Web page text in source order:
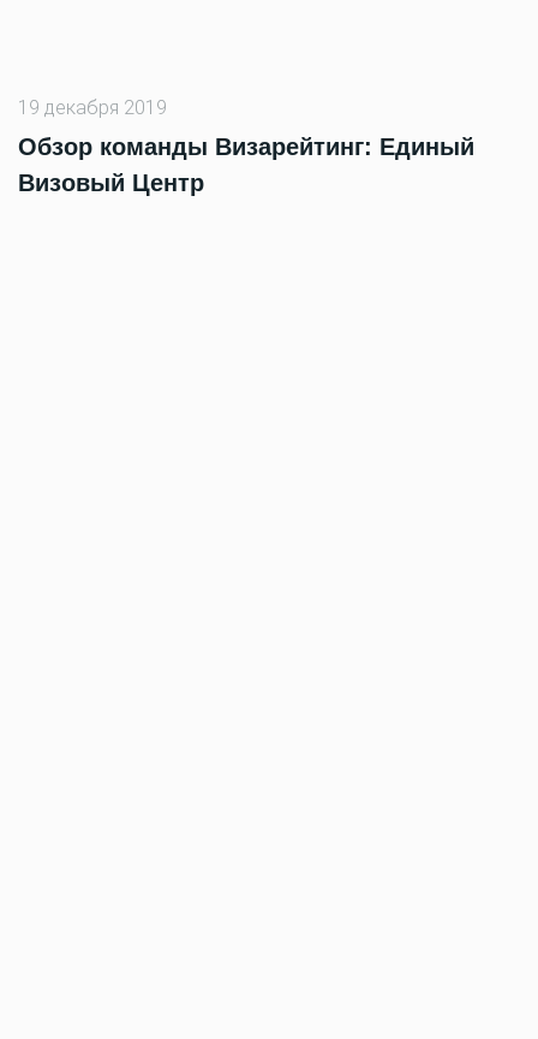
19 декабря 2019
Обзор команды Визарейтинг: Единый
Визовый Центр